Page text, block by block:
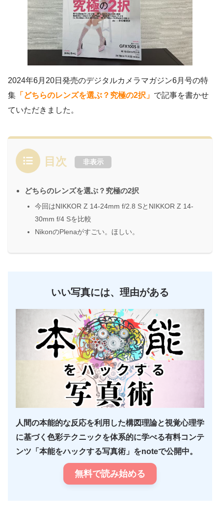
2024年6月20日発売のデジタルカメラマガジン6月号の特
集 「どちらのレンズを選ぶ？究極の2択」 で記事を書かせ
ていただきました。
目次 非表示
どちらのレンズを選ぶ？究極の2択
今回はNIKKOR Z 14-24mm f/2.8 SとNIKKOR Z 14-
30mm f/4 Sを比較
NikonのPlenaがすごい。ほしい。
いい写真には、理由がある
人間の本能的な反応を利用した構図理論と視覚心理学
に基づく色彩テクニックを体系的に学べる有料コンテ
ンツ「本能をハックする写真術」をnoteで公開中。
無料で読み始める